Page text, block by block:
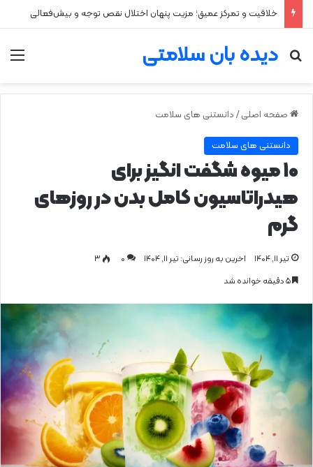
۲ علت شایع‌ کم‌شنوایی
دیده بان سلامتی
جستجو برای
صفحه اصلی / دانستنی های سلامت
دانستنی های سلامت
۱۰ میوه شگفت انگیز برای
هیدراتاسیون کامل بدن در روزهای
گرم
تیر ۱۱, ۱۴۰۴ اخرین به روز رسانی: تیر ۱۱, ۱۴۰۴ 0
۳